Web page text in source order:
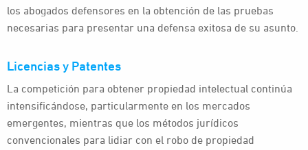
los abogados defensores en la obtención de las pruebas
necesarias para presentar una defensa exitosa de su asunto.
Licencias y Patentes
La competición para obtener propiedad intelectual continúa
intensificándose, particularmente en los mercados
emergentes, mientras que los métodos jurídicos
convencionales para lidiar con el robo de propiedad